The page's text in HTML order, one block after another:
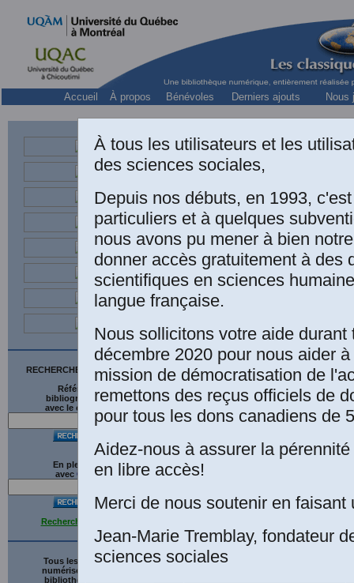
Accueil À propos Bénévoles Derniers ajouts Nous
RECHERCHE SUR LE SITE
Références
bibliographiques
avec le catalogue
En plein texte
avec G gle
Recherche avancée
Tous les ouvrages
numérisés de cette
bibliothèque sont
Professeur à l’École
À tous les utilisateurs et les
des sciences sociales,
Depuis nos débuts, en 1993,
particuliers et à quelques
nous avons pu mener à bien
donner accès gratuitement à des
scientifiques en sciences
langue française.
Nous sollicitons votre aide durant
décembre 2020 pour nous aider
mission de démocratisation de
remettons des reçus officiels de
pour tous les dons canadiens de
Aidez-nous à assurer la
en libre accès!
Merci de nous soutenir en faisant
Jean-Marie Tremblay, fondateur
sciences sociales